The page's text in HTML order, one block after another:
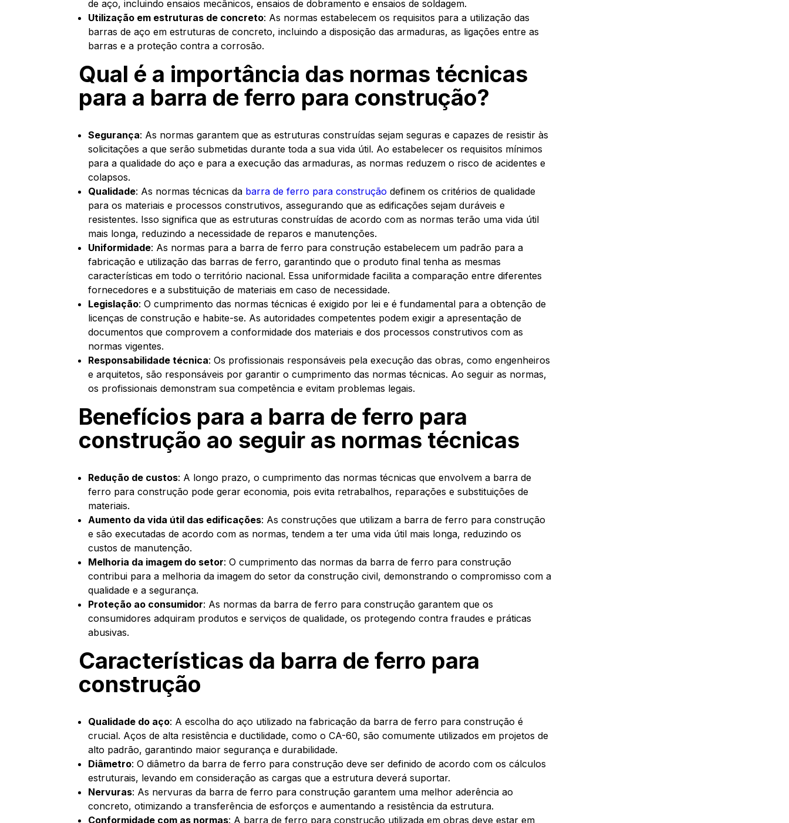
de aço, incluindo ensaios mecânicos, ensaios de dobramento e ensaios de soldagem.
Utilização em estruturas de concreto: As normas estabelecem os requisitos para a utilização das
barras de aço em estruturas de concreto, incluindo a disposição das armaduras, as ligações entre as
barras e a proteção contra a corrosão.
Qual é a importância das normas técnicas
para a barra de ferro para construção?
Segurança: As normas garantem que as estruturas construídas sejam seguras e capazes de resistir às
solicitações a que serão submetidas durante toda a sua vida útil. Ao estabelecer os requisitos mínimos
para a qualidade do aço e para a execução das armaduras, as normas reduzem o risco de acidentes e
colapsos.
Qualidade: As normas técnicas da barra de ferro para construção definem os critérios de qualidade
para os materiais e processos construtivos, assegurando que as edificações sejam duráveis e
resistentes. Isso significa que as estruturas construídas de acordo com as normas terão uma vida útil
mais longa, reduzindo a necessidade de reparos e manutenções.
Uniformidade: As normas para a barra de ferro para construção estabelecem um padrão para a
fabricação e utilização das barras de ferro, garantindo que o produto final tenha as mesmas
características em todo o território nacional. Essa uniformidade facilita a comparação entre diferentes
fornecedores e a substituição de materiais em caso de necessidade.
Legislação: O cumprimento das normas técnicas é exigido por lei e é fundamental para a obtenção de
licenças de construção e habite-se. As autoridades competentes podem exigir a apresentação de
documentos que comprovem a conformidade dos materiais e dos processos construtivos com as
normas vigentes.
Responsabilidade técnica: Os profissionais responsáveis pela execução das obras, como engenheiros
e arquitetos, são responsáveis por garantir o cumprimento das normas técnicas. Ao seguir as normas,
os profissionais demonstram sua competência e evitam problemas legais.
Benefícios para a barra de ferro para
construção ao seguir as normas técnicas
Redução de custos: A longo prazo, o cumprimento das normas técnicas que envolvem a barra de
ferro para construção pode gerar economia, pois evita retrabalhos, reparações e substituições de
materiais.
Aumento da vida útil das edificações: As construções que utilizam a barra de ferro para construção
e são executadas de acordo com as normas, tendem a ter uma vida útil mais longa, reduzindo os
custos de manutenção.
Melhoria da imagem do setor: O cumprimento das normas da barra de ferro para construção
contribui para a melhoria da imagem do setor da construção civil, demonstrando o compromisso com a
qualidade e a segurança.
Proteção ao consumidor: As normas da barra de ferro para construção garantem que os
consumidores adquiram produtos e serviços de qualidade, os protegendo contra fraudes e práticas
abusivas.
Características da barra de ferro para
construção
Qualidade do aço: A escolha do aço utilizado na fabricação da barra de ferro para construção é
crucial. Aços de alta resistência e ductilidade, como o CA-60, são comumente utilizados em projetos de
alto padrão, garantindo maior segurança e durabilidade.
Diâmetro: O diâmetro da barra de ferro para construção deve ser definido de acordo com os cálculos
estruturais, levando em consideração as cargas que a estrutura deverá suportar.
Nervuras: As nervuras da barra de ferro para construção garantem uma melhor aderência ao
concreto, otimizando a transferência de esforços e aumentando a resistência da estrutura.
Conformidade com as normas: A barra de ferro para construção utilizada em obras deve estar em